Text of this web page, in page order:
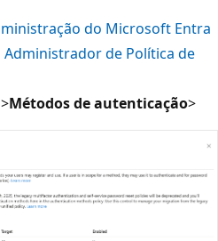
do Microsoft Entra
Administrador de Política de
>Métodos de autenticação>